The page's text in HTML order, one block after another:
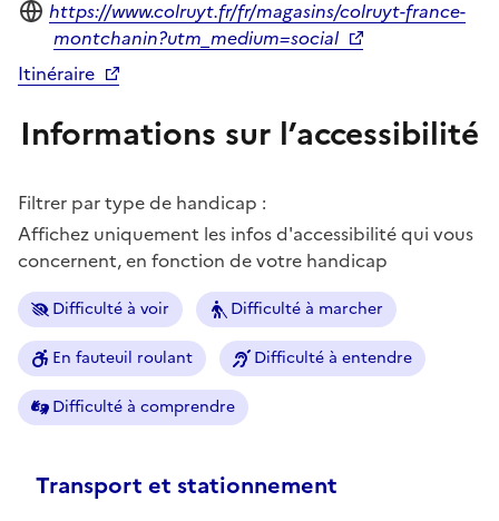
Site internet
https://www.colruyt.fr/fr/magasins/colruyt-france-
montchanin?utm_medium=social
Itinéraire
Informations sur l’accessibilité
Filtrer par type de handicap :
Affichez uniquement les infos d'accessibilité qui vous
concernent, en fonction de votre handicap
Difficulté à voir Difficulté à marcher
En fauteuil roulant Difficulté à entendre
Difficulté à comprendre
Transport et stationnement